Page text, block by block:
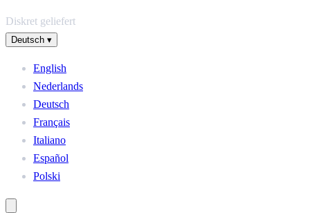
Diskret geliefert
Deutsch ▾
English
Nederlands
Deutsch
Français
Italiano
Español
Polski